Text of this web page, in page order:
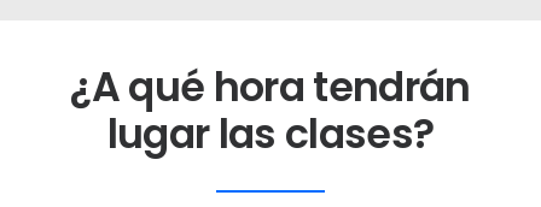
¿A qué hora tendrán
lugar las clases?